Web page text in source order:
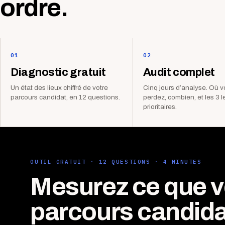
ordre.
01
Diagnostic gratuit
Un état des lieux chiffré de votre
parcours candidat, en 12 questions.
02
Audit complet
Cinq jours d’analyse. Où
perdez, combien, et les 3
prioritaires.
OUTIL GRATUIT · 12 QUESTIONS · 4 MINUTES
Mesurez ce que
parcours